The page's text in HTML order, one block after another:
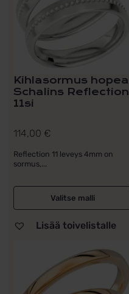
Kihlasormus hopea
Schalins Reflection
11si
114,00 €
Reflection 11 leveys 4mm on
sormus,...
Valitse malli
Lisää toivelistalle